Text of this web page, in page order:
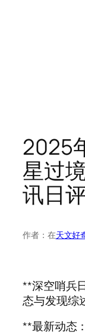
2025
星过
讯日
作者： 在天文好
**深空哨兵
态与发现综
**最新动态